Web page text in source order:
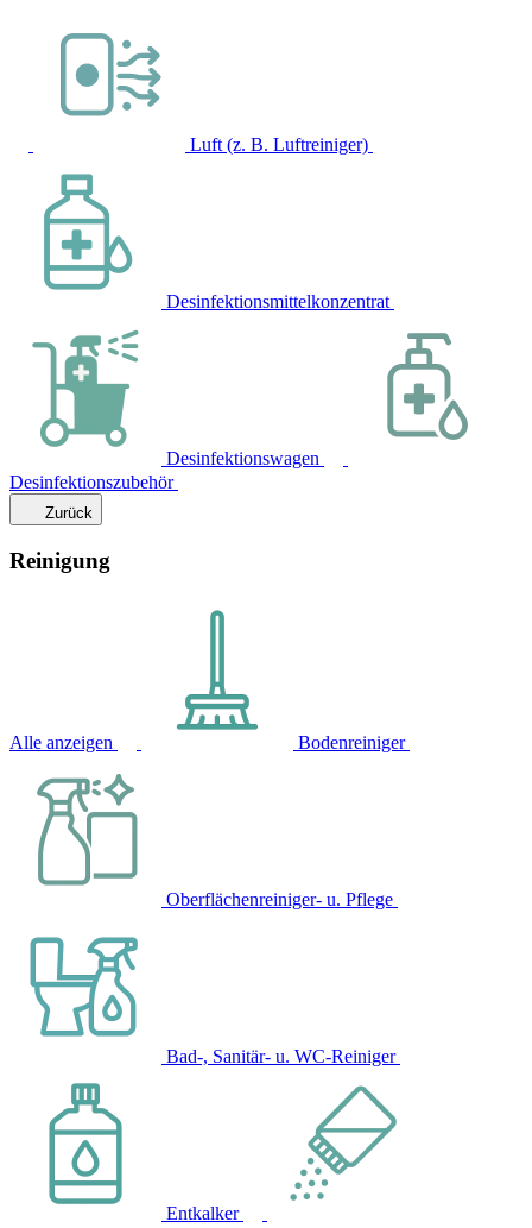
Luft (z. B. Luftreiniger)
Desinfektionsmittelkonzentrat
Desinfektionswagen
Desinfektionszubehör
Zurück
Reinigung
Alle anzeigen Bodenreiniger
Oberflächenreiniger- u. Pflege
Bad-, Sanitär- u. WC-Reiniger
Entkalker